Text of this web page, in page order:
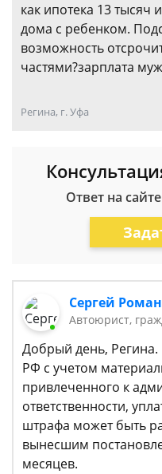
как ипотека 13 тысяч
дома с ребенком.
возможность
частями?зарплата
Регина, г. Уфа
Ответ на
Сергей
Автоюрист,
Добрый день, Регина.
РФ с учетом
привлеченного к
ответственности,
штрафа может быть
вынесшим
месяцев.